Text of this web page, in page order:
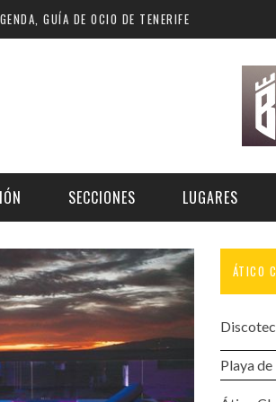
GUÍA DE OCIO DE TENERIFE
LUGAR
Norte
SECCIONES
MÚSICA
ESCÉNICAS
CULTURA
GASTRONOMÍA
LUGARES
ARTE | MUSEOS
ESPACIOS
ÁTICO
Playa